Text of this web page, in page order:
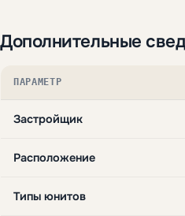
Дополнительные
ПАРАМЕТР
Застройщик
Расположение
Типы юнитов